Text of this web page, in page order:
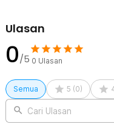
Ulasan
0/5 0 Ulasan
Semua 5 (0)
Cari Ulasan